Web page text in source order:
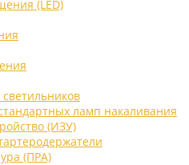
(LED)
ламп накаливания
(ИЗУ)
(ПРА)